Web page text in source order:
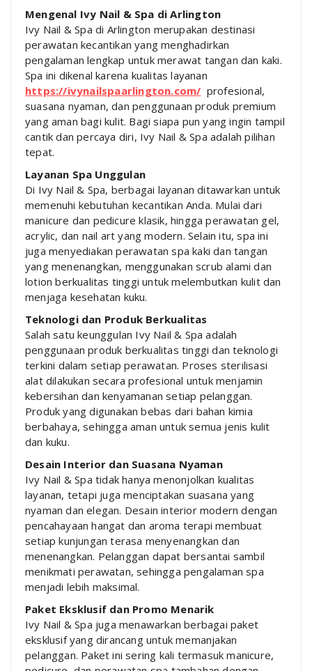
Mengenal Ivy Nail & Spa di Arlington
Ivy Nail & Spa di Arlington merupakan destinasi
perawatan kecantikan yang menghadirkan
pengalaman lengkap untuk merawat tangan dan kaki.
Spa ini dikenal karena kualitas layanan
https://ivynailspaarlington.com/ profesional,
suasana nyaman, dan penggunaan produk premium
yang aman bagi kulit. Bagi siapa pun yang ingin tampil
cantik dan percaya diri, Ivy Nail & Spa adalah pilihan
tepat.
Layanan Spa Unggulan
Di Ivy Nail & Spa, berbagai layanan ditawarkan untuk
memenuhi kebutuhan kecantikan Anda. Mulai dari
manicure dan pedicure klasik, hingga perawatan gel,
acrylic, dan nail art yang modern. Selain itu, spa ini
juga menyediakan perawatan spa kaki dan tangan
yang menenangkan, menggunakan scrub alami dan
lotion berkualitas tinggi untuk melembutkan kulit dan
menjaga kesehatan kuku.
Teknologi dan Produk Berkualitas
Salah satu keunggulan Ivy Nail & Spa adalah
penggunaan produk berkualitas tinggi dan teknologi
terkini dalam setiap perawatan. Proses sterilisasi
alat dilakukan secara profesional untuk menjamin
kebersihan dan kenyamanan setiap pelanggan.
Produk yang digunakan bebas dari bahan kimia
berbahaya, sehingga aman untuk semua jenis kulit
dan kuku.
Desain Interior dan Suasana Nyaman
Ivy Nail & Spa tidak hanya menonjolkan kualitas
layanan, tetapi juga menciptakan suasana yang
nyaman dan elegan. Desain interior modern dengan
pencahayaan hangat dan aroma terapi membuat
setiap kunjungan terasa menyenangkan dan
menenangkan. Pelanggan dapat bersantai sambil
menikmati perawatan, sehingga pengalaman spa
menjadi lebih maksimal.
Paket Eksklusif dan Promo Menarik
Ivy Nail & Spa juga menawarkan berbagai paket
eksklusif yang dirancang untuk memanjakan
pelanggan. Paket ini sering kali termasuk manicure,